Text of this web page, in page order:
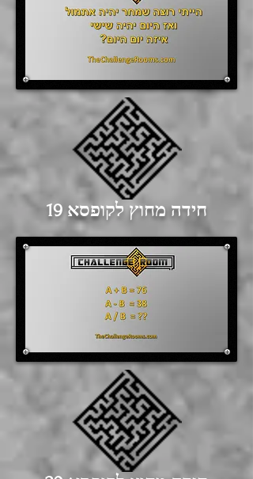
חידה מחוץ לקופסא 19